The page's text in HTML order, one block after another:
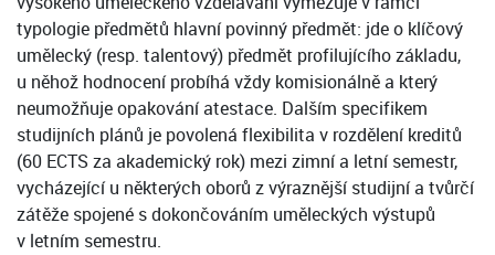
typologie předmětů hlavní povinný předmět: jde o klíčový
umělecký (resp. talentový) předmět profilujícího základu,
u něhož hodnocení probíhá vždy komisionálně a který
neumožňuje opakování atestace. Dalším specifikem
studijních plánů je povolená flexibilita v rozdělení kreditů
(60 ECTS za akademický rok) mezi zimní a letní semestr,
vycházející u některých oborů z výraznější studijní a tvůrčí
zátěže spojené s dokončováním uměleckých výstupů
v letním semestru.